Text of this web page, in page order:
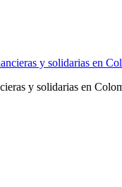
y solidarias en